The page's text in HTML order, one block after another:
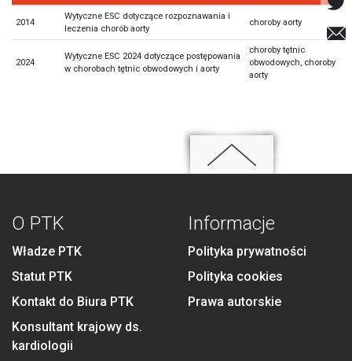
2014
Wytyczne ESC dotyczące rozpoznawania i
leczenia chorób aorty
choroby aorty
2024
Wytyczne ESC 2024 dotyczące postępowania
w chorobach tętnic obwodowych i aorty
choroby tętnic
obwodowych, choroby
aorty
O PTK
Władze PTK
Statut PTK
Kontakt do Biura PTK
Konsultant krajowy ds.
kardiologii
Informacje
Polityka prywatności
Polityka cookies
Prawa autorskie